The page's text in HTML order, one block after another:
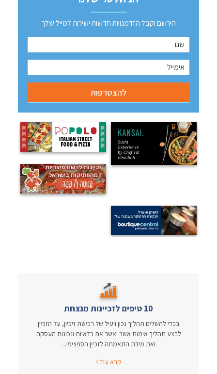
הירשם וקבל הזדמנויות חדשות ישירות למייל שלך
10 טיפים לזכיינות מנצחת
בכדי להשלים תהליך נכון ויעיל של רכישת זיכיון, על הזכיין
לבצע תהליך אימות אשר יאשר את כדאיות ונכונות העסקה
ואת מידת התאמתה לזכיין הספציפי...
קרא עוד